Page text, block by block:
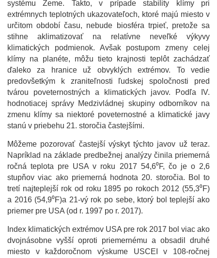
systému Zeme. Takto, v prípade stability klímy pri
extrémnych teplotných ukazovateľoch, ktoré majú miesto v
určitom období času, nebude biosféra trpieť, pretože sa
stihne aklimatizovať na relatívne neveľké výkyvy
klimatických podmienok. Avšak postupom zmeny celej
klímy na planéte, môžu tieto krajnosti teplôt zachádzať
ďaleko za hranice už obvyklých extrémov. To vedie
predovšetkým k zraniteľnosti ľudskej spoločnosti pred
tvárou poveternostných a klimatických javov. Podľa IV.
hodnotiacej správy Medzivládnej skupiny odborníkov na
zmenu klímy sa niektoré poveternostné a klimatické javy
stanú v priebehu 21. storočia častejšími.
Môžeme pozorovať častejší výskyt týchto javov už teraz.
Napríklad na základe predbežnej analýzy činila priemerná
ročná teplota pre USA v roku 2017 54,6⁰F, čo je o 2,6
stupňov viac ako priemerná hodnota 20. storočia. Bol to
tretí najteplejší rok od roku 1895 po rokoch 2012 (55,3⁰F)
a 2016 (54,9⁰F)a 21-vý rok po sebe, ktorý bol teplejší ako
priemer pre USA (od r. 1997 po r. 2017).
Index klimatických extrémov USA pre rok 2017 bol viac ako
dvojnásobne vyšší oproti priemernému a obsadil druhé
miesto v každoročnom výskume USCEI v 108-ročnej